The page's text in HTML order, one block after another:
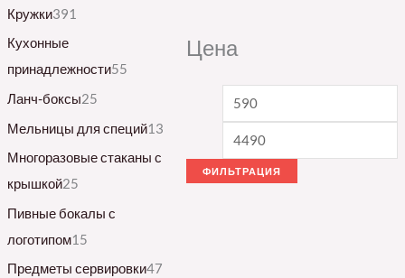
Кружки391
Кухонные
принадлежности55
Ланч-боксы25
Мельницы для специй13
Многоразовые стаканы с
крышкой25
Пивные бокалы с
логотипом15
Предметы сервировки47
Цена
ФИЛЬТРАЦИЯ